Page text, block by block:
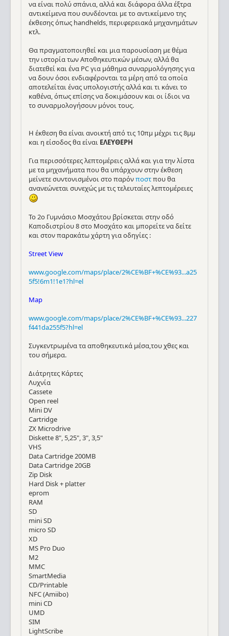
να είναι πολύ σπάνια, αλλά και διάφορα άλλα έξτρα
αντικείμενα που συνδέονται με το αντικείμενο της
έκθεσης όπως handhelds, περιφερειακά μηχανημάτων
κτλ.
Θα πραγματοποιηθεί και μια παρουσίαση με θέμα
την ιστορία των Αποθηκευτικών μέσων, αλλά θα
διατεθεί και ένα PC για μάθημα συναρμολόγησης για
να δουν όσοι ενδιαφέρονται τα μέρη από τα οποία
αποτελείται ένας υπολογιστής αλλά και τι κάνει το
καθένα, όπως επίσης να δοκιμάσουν και οι ίδιοι να
το συναρμολογήσουν μόνοι τους.
Η έκθεση θα είναι ανοικτή από τις 10πμ μέχρι τις 8μμ
και η είσοδος θα είναι ΕΛΕΥΘΕΡΗ
Για περισσότερες λεπτομέρεις αλλά και για την λίστα
με τα μηχανήματα που θα υπάρχουν στην έκθεση
μείνετε συντονισμένοι στο παρόνποστπου θα
ανανεώνεται συνεχώς με τις τελευταίες λεπτομέρειες
Το 2ο Γυμνάσιο Μοσχάτου βρίσκεται στην οδό
Καποδιστρίου 8 στο Μοσχάτο και μπορείτε να δείτε
και στον παρακάτω χάρτη για οδηγίες :
Street View
www.google.com/maps/place/2%CE%BF+%CE%93...a25
5f5!6m1!1e1?hl=el
Map
www.google.com/maps/place/2%CE%BF+%CE%93...227
f441da255f5?hl=el
Συγκεντρωμένα τα αποθηκευτικά μέσα,του χθες και
του σήμερα.
Διάτρητες Kάρτες
Λυχνία
Cassete
Open reel
Mini DV
Cartridge
ZX Microdrive
Diskette 8", 5,25", 3", 3,5"
VHS
Data Cartridge 200MB
Data Cartridge 20GB
Zip Disk
Hard Disk + platter
eprom
RAM
SD
mini SD
micro SD
XD
MS Pro Duo
M2
MMC
SmartMedia
CD/Printable
NFC (Amiibo)
mini CD
UMD
SIM
LightScribe